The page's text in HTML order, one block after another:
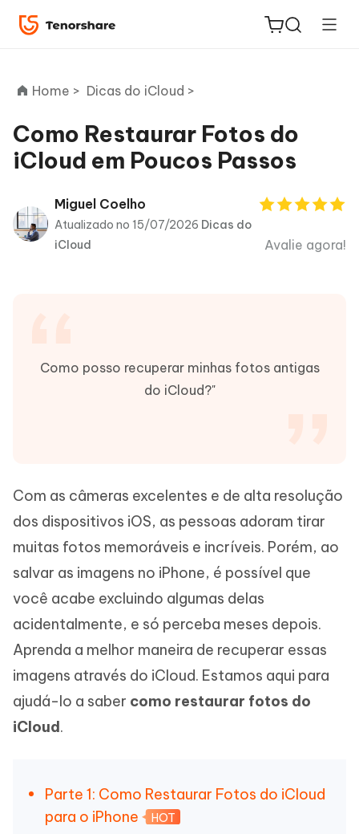
ReiBoot
PDNob
PDF
Home > Dicas do iCloud >
Como Restaurar Fotos do
iCloud em Poucos Passos
Miguel Coelho
Atualizado no 15/07/2026 Dicas do
iCloud
Avalie agora!
Como posso recuperar minhas fotos antigas
do iCloud?"
Com as câmeras excelentes e de alta resolução
dos dispositivos iOS, as pessoas adoram tirar
muitas fotos memoráveis e incríveis. Porém, ao
salvar as imagens no iPhone, é possível que
você acabe excluindo algumas delas
acidentalmente, e só perceba meses depois.
Aprenda a melhor maneira de recuperar essas
imagens através do iCloud. Estamos aqui para
ajudá-lo a saber como restaurar fotos do
iCloud.
Parte 1: Como Restaurar Fotos do iCloud
para o iPhone
HOT